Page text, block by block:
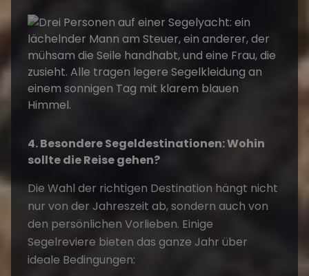
4. Besondere Segeldestinationen: Wohin
sollte die Reise gehen?
Die Wahl der richtigen Destination hängt nicht
nur von der Jahreszeit ab, sondern auch von
den persönlichen Vorlieben. Einige
Segelreviere bieten das ganze Jahr über
ideale Bedingungen: